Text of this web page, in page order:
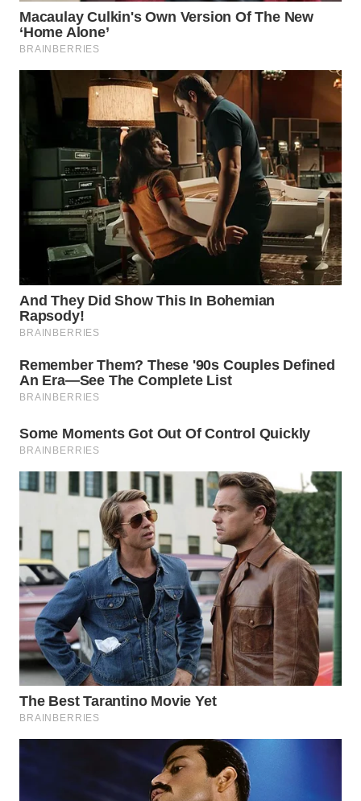
SELATAN
WN
TANJUNG
LESUNG
WN
SIMALUNGUN
WN
LABUHANBATU
WN
TAPANULI
TENGAH
WN DELI
WN
TEBING
TINGGI
WN
PAKPAK
WN
KARAWANG
WN
BEKASI
WN